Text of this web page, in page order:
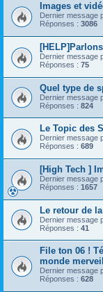
Images et
Dernier message
Réponses : 3086
Dernier message
Réponses : 75
Quel type de
Dernier message
Réponses : 824
Le Topic des
Dernier message
Réponses : 689
[High Tech ]
Dernier message
Réponses : 1657
Le retour de
Dernier message
Réponses : 41
File ton 06 !
monde
Dernier message
Réponses : 628